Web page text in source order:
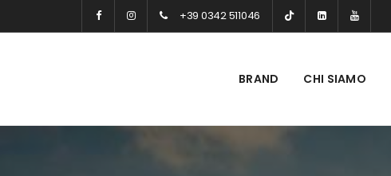
+39 0342 511046
BRAND CHI SIAMO